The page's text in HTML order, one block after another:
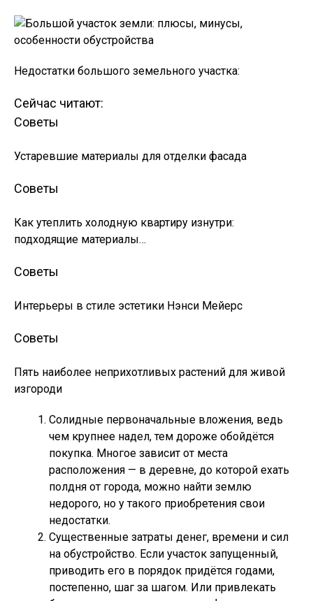
Недостатки большого земельного участка:
Сейчас читают:
Советы
Устаревшие материалы для отделки фасада
Советы
Как утеплить холодную квартиру изнутри:
подходящие материалы…
Советы
Интерьеры в стиле эстетики Нэнси Мейерс
Советы
Пять наиболее неприхотливых растений для живой
изгороди
Солидные первоначальные вложения, ведь
чем крупнее надел, тем дороже обойдётся
покупка. Многое зависит от места
расположения — в деревне, до которой ехать
полдня от города, можно найти землю
недорого, но у такого приобретения свои
недостатки.
Существенные затраты денег, времени и сил
на обустройство. Если участок запущенный,
приводить его в порядок придётся годами,
постепенно, шаг за шагом. Или привлекать